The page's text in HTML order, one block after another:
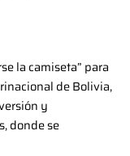
la camiseta” para
de Bolivia,
y
donde se